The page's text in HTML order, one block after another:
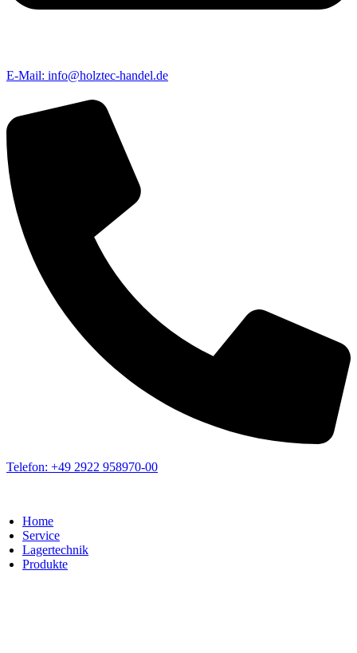
E-Mail: info@holztec-handel.de
Telefon: +49 2922 958970-00
Home
Service
Lagertechnik
Produkte